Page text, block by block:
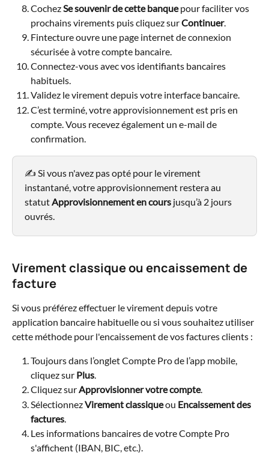
Cochez Se souvenir de cette banque pour faciliter vos
prochains virements puis cliquez sur Continuer.
Fintecture ouvre une page internet de connexion
sécurisée à votre compte bancaire.
Connectez-vous avec vos identifiants bancaires
habituels.
Validez le virement depuis votre interface bancaire.
C’est terminé, votre approvisionnement est pris en
compte. Vous recevez également un e-mail de
confirmation.
✍️ Si vous n'avez pas opté pour le virement
instantané, votre approvisionnement restera au
statut Approvisionnement en cours jusqu’à 2 jours
ouvrés.
Virement classique ou encaissement de
facture
Si vous préférez effectuer le virement depuis votre
application bancaire habituelle ou si vous souhaitez utiliser
cette méthode pour l'encaissement de vos factures clients :
Toujours dans l’onglet Compte Pro de l’app mobile,
cliquez sur Plus.
Cliquez sur Approvisionner votre compte.
Sélectionnez Virement classique ou Encaissement des
factures
Les informations bancaires de votre Compte Pro
s'affichent (IBAN, BIC, etc.).